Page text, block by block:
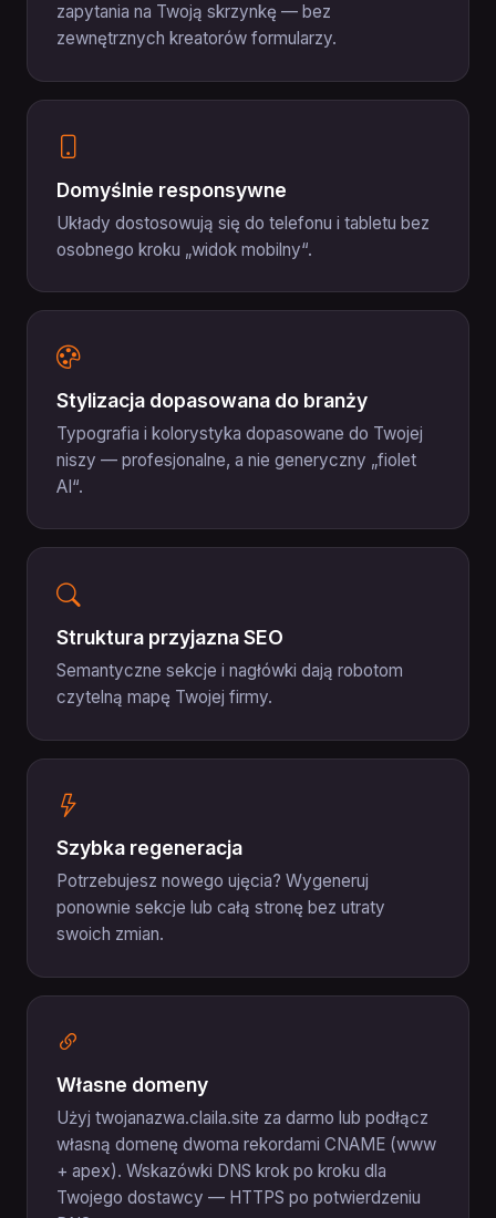
zapytania na Twoją skrzynkę — bez
zewnętrznych kreatorów formularzy.
Domyślnie responsywne
Układy dostosowują się do telefonu i tabletu bez
osobnego kroku „widok mobilny“.
Stylizacja dopasowana do branży
Typografia i kolorystyka dopasowane do Twojej
niszy — profesjonalne, a nie generyczny „fiolet
AI“.
Struktura przyjazna SEO
Semantyczne sekcje i nagłówki dają robotom
czytelną mapę Twojej firmy.
Szybka regeneracja
Potrzebujesz nowego ujęcia? Wygeneruj
ponownie sekcje lub całą stronę bez utraty
swoich zmian.
Własne domeny
Użyj twojanazwa.claila.site za darmo lub podłącz
własną domenę dwoma rekordami CNAME (www
+ apex). Wskazówki DNS krok po kroku dla
Twojego dostawcy — HTTPS po potwierdzeniu